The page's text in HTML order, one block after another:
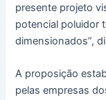
presente projeto
potencial poluidor
dimensionados”,
A proposição
pelas empresas